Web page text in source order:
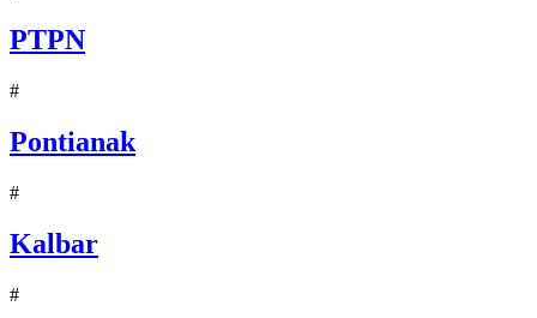
PTPN
#
Pontianak
#
Kalbar
#